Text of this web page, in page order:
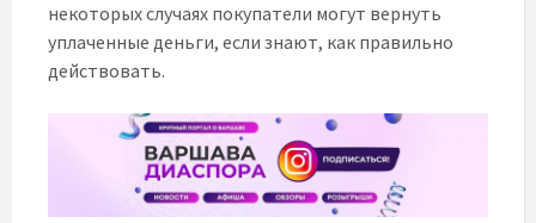
некоторых случаях покупатели могут вернуть
уплаченные деньги, если знают, как правильно
действовать.